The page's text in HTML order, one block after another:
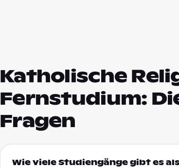
Katholische
Fernstudium:
Fragen
Wie viele Studiengänge gibt es